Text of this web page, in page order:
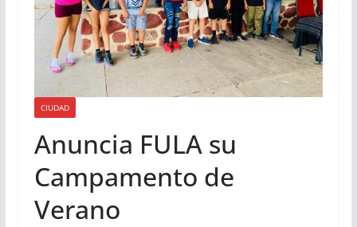
CIUDAD
Anuncia FULA su
Campamento de
Verano